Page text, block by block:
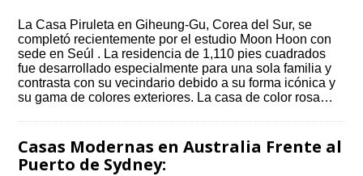
La Casa Piruleta en Giheung-Gu, Corea del Sur, se
completó recientemente por el estudio Moon Hoon con
sede en Seúl . La residencia de 1,110 pies cuadrados
fue desarrollado especialmente para una sola familia y
contrasta con su vecindario debido a su forma icónica y
su gama de colores exteriores. La casa de color rosa…
Casas Modernas en Australia Frente al
Puerto de Sydney: